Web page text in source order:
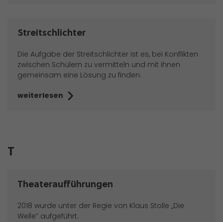
Streitschlichter
Die Aufgabe der Streitschlichter ist es, bei Konflikten
zwischen Schülern zu vermitteln und mit ihnen
gemeinsam eine Lösung zu finden.
weiterlesen
T
Theateraufführungen
2018 wurde unter der Regie von Klaus Stolle „Die
Welle“ aufgeführt.